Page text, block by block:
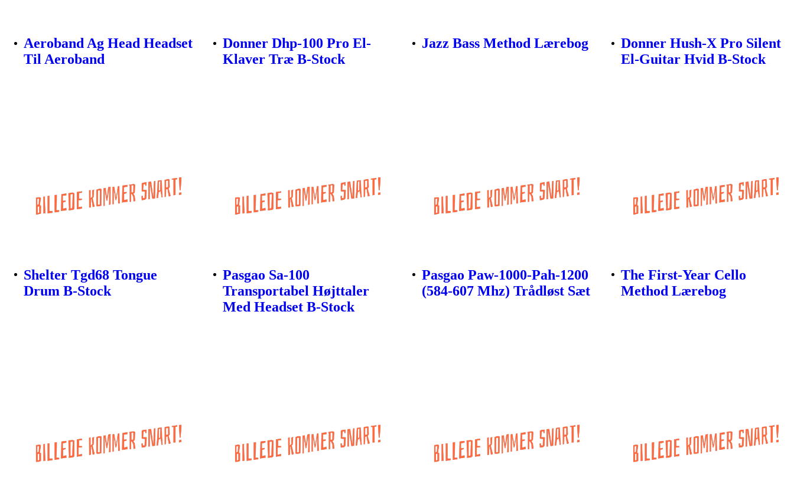
Aeroband Ag Head Headset
Til Aeroband
Donner Dhp-100 Pro El-
Klaver Træ B-Stock
Jazz Bass Method Lærebog
Donner Hush-X Pro Silent
El-Guitar Hvid B-Stock
Shelter Tgd68 Tongue
Drum B-Stock
Pasgao Sa-100
Transportabel Højttaler
Med Headset B-Stock
Pasgao Paw-1000-Pah-1200
(584-607 Mhz) Trådløst Sæt
The First-Year Cello
Method Lærebog